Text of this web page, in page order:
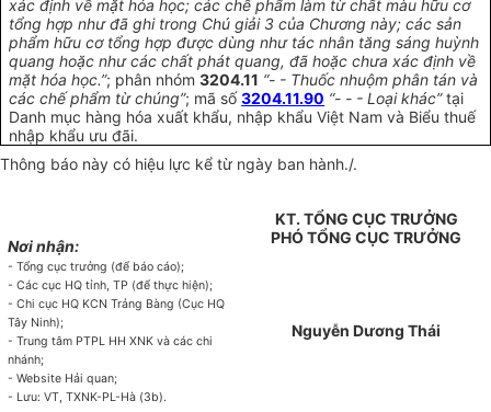
xác định về mặt hóa học; các chế phẩm làm từ chất màu hữu cơ
tổng hợp như đã ghi trong Chú giải 3 của Chương này; các sản
phẩm hữu cơ tổng hợp được dùng như tác nhân tăng sáng huỳnh
quang hoặc như các chất phát quang, đã hoặc chưa xác định về
mặt hóa học.”; phân nhóm3204.11 “- - Thuốc nhuộm phân tán và
các chế phẩm từ chúng”; mã số3204.11.90 “- - - Loại khác”tại
Danh mục hàng hóa xuất khẩu, nhập khẩu Việt Nam và Biểu thuế
nhập khẩu ưu đãi.
Thông báo này có hiệu lực kể từ ngày ban hành./.
Nơi nhận:
- Tổng cục trưởng (để báo cáo);
- Các cục HQ tỉnh, TP (để thực hiện);
- Chi cục HQ KCN Trảng Bàng (Cục HQ
Tây Ninh);
- Trung tâm PTPL HH XNK và các chi
nhánh;
- Website Hải quan;
- Lưu: VT, TXNK-PL-Hà (3b).
KT. TỔNG CỤC TRƯỞNG
PHÓ TỔNG CỤC TRƯỞNG
Nguyễn Dương Thái